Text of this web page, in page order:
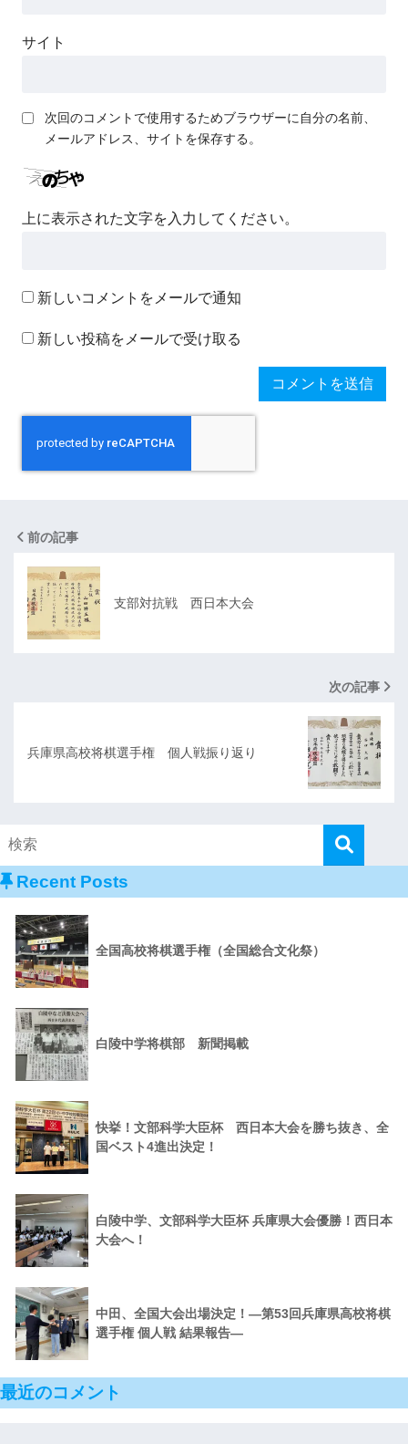
サイト
次回のコメントで使用するためブラウザーに自分の名前、
メールアドレス、サイトを保存する。
上に表示された文字を入力してください。
新しいコメントをメールで通知
新しい投稿をメールで受け取る
前の記事
支部対抗戦 西日本大会
次の記事
兵庫県高校将棋選手権 個人戦振り返り
Recent Posts
全国高校将棋選手権（全国総合文化祭）
白陵中学将棋部 新聞掲載
快挙！文部科学大臣杯 西日本大会を勝ち抜き、全
国ベスト4進出決定！
白陵中学、文部科学大臣杯 兵庫県大会優勝！西日本
大会へ！
中田、全国大会出場決定！―第53回兵庫県高校将棋
選手権 個人戦 結果報告―
最近のコメント